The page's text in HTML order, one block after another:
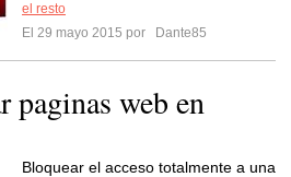
el resto
El 29 mayo 2015 por
Dante85
paginas web en
Bloquear el acceso totalmente a una